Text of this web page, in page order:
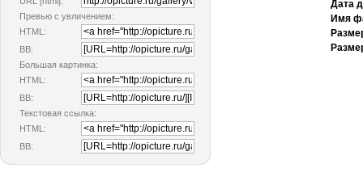
Превью с увличением:
HTML:
BB:
Большая картинка:
HTML:
BB:
Текстовая ссылка:
HTML:
BB:
Дата
Имя